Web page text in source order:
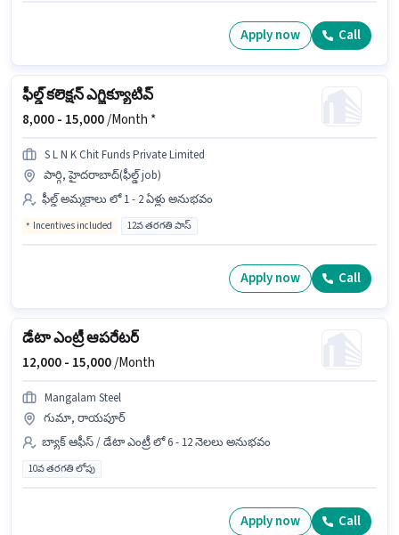
Apply now Call
ఫీల్డ్ కలెక్షన్ ఎగ్జిక్యూటివ్
8,000 - 15,000/Month *
S L N K Chit Funds Private Limited
పార్గి, హైదరాబాద్(ఫీల్డ్ job)
ఫీల్డ్ అమ్మకాలు లో 1 - 2 ఏళ్లు అనుభవం
Incentives included 12వ తరగతి పాస్
Apply now Call
డేటా ఎంట్రీ ఆపరేటర్
12,000 - 15,000/Month
Mangalam Steel
గుమా, రాయపూర్
బ్యాక్ ఆఫీస్ / డేటా ఎంట్రీ లో 6 - 12 నెలలు అనుభవం
10వ తరగతి లోపు
Apply now Call